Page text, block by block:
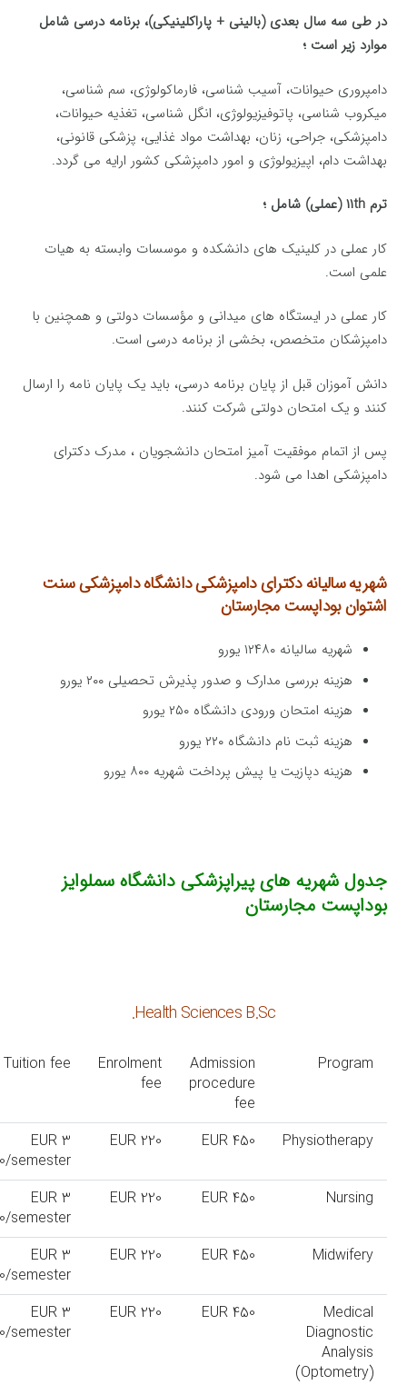
در طی سه سال بعدی (بالینی + پاراکلینیکی)، برنامه درسی شامل
موارد زیر است ؛
دامپروری حیوانات، آسیب شناسی، فارماکولوژی، سم شناسی،
میکروب شناسی، پاتوفیزیولوژی، انگل شناسی، تغذیه حیوانات،
دامپزشکی، جراحی، زنان، بهداشت مواد غذایی، پزشکی قانونی،
بهداشت دام، اپیزیولوژی و امور دامپزشکی کشور ارایه می گردد.
ترم ۱۱th (عملی) شامل ؛
کار عملی در کلینیک های دانشکده و موسسات وابسته به هیات
علمی است.
کار عملی در ایستگاه های میدانی و مؤسسات دولتی و همچنین با
دامپزشکان متخصص، بخشی از برنامه درسی است.
دانش آموزان قبل از پایان برنامه درسی، باید یک پایان نامه را ارسال
کنند و یک امتحان دولتی شرکت کنند.
پس از اتمام موفقیت آمیز امتحان دانشجویان ، مدرک دکترای
دامپزشکی اهدا می شود.
شهریه سالیانه دکترای دامپزشکیدانشگاه دامپزشکی سنت
اشتوان بوداپست مجارستان
شهریه سالیانه ۱۲۴۸۰ یورو
هزینه بررسی مدارک و صدور پذیرش تحصیلی ۲۰۰ یورو
هزینه امتحان ورودی دانشگاه ۲۵۰ یورو
هزینه ثبت نام دانشگاه ۲۲۰ یورو
هزینه دپازیت یا پیش پرداخت شهریه ۸۰۰ یورو
جدول شهریه های پیراپزشکی دانشگاه سملوایز
بوداپست مجارستان
Health Sciences B.Sc.
Program
Admission
procedure
fee
Enrolment
fee
Tuition fee
Physiotherapy
EUR 450
EUR 220
EUR 3
semester
Nursing
EUR 450
EUR 220
EUR 3
semester
Midwifery
EUR 450
EUR 220
EUR 3
semester
Medical
Diagnostic
Analysis
(Optometry)
EUR 450
EUR 220
EUR 3
semester